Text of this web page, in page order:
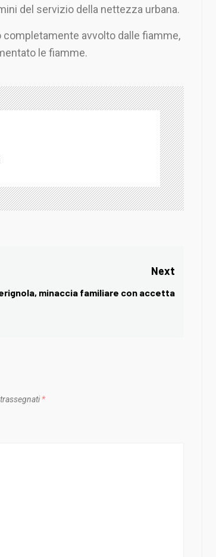
del servizio della nettezza urbana.
avvolto dalle fiamme,
le fiamme.
Next
Next
minaccia familiare con accetta
*